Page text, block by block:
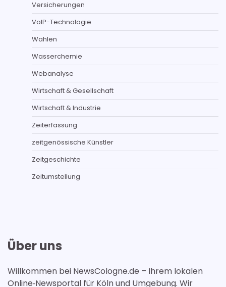
Versicherungen
VoIP-Technologie
Wahlen
Wasserchemie
Webanalyse
Wirtschaft & Gesellschaft
Wirtschaft & Industrie
Zeiterfassung
zeitgenössische Künstler
Zeitgeschichte
Zeitumstellung
Über uns
Willkommen bei NewsCologne.de – Ihrem lokalen
Online‑Newsportal für Köln und Umgebung. Wir